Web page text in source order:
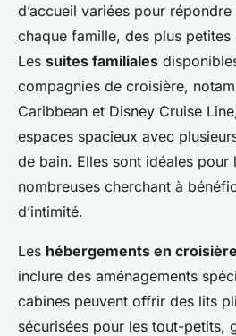
d’accueil variées pour
chaque famille, des plus petites
Les suites familiales
compagnies de croisière,
Caribbean et Disney Cruise
espaces spacieux avec
de bain. Elles sont idéales pour
nombreuses cherchant à
d’intimité.
Les hébergements en croisière
inclure des aménagements
cabines peuvent offrir des lits
sécurisées pour les tout-petits,